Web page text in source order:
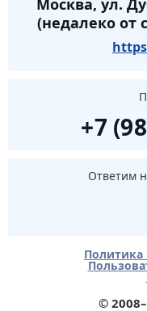
Москва, ул.
(недалеко от
+7
Ответим
Политика
©